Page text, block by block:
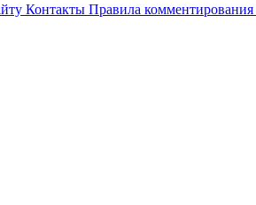
Контакты Правила комментирования